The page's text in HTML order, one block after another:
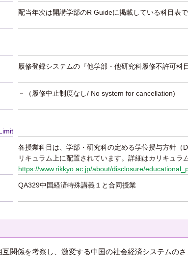
配当年次は開講学部のR Guideに掲載している科目表で
履修登録システムの『他学部・他研究科履修不許可科
－（履修中止制度なし/ No system for cancellation)
各授業科目は、学部・研究科の定める学位授与方針（
リキュラム上に配置されています。詳細はカリキュラ
https://www.rikkyo.ac.jp/about/disclosure/
QA329中国経済特殊講義１と合同授業
関係を考察し、激変する中国の社会経済システムの